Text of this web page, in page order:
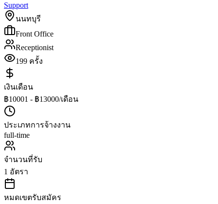
Support
นนทบุรี
Front Office
Receptionist
199 ครั้ง
เงินเดือน
฿10001 - ฿13000/เดือน
ประเภทการจ้างงาน
full-time
จำนวนที่รับ
1 อัตรา
หมดเขตรับสมัคร